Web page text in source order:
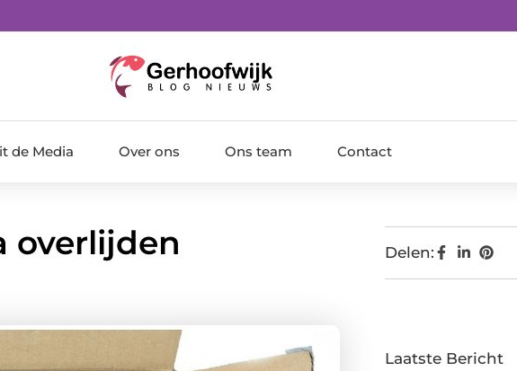
de Media Over ons Ons team Contact
overlijden Delen:
Laatste Bericht